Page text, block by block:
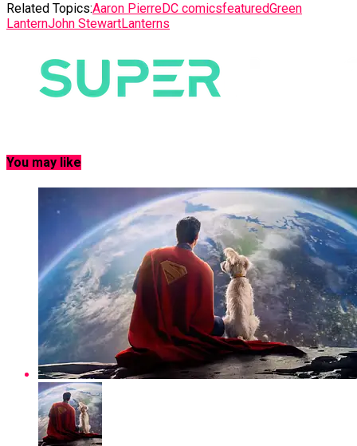
Related Topics:Aaron PierreDC comicsfeaturedGreen
LanternJohn StewartLanterns
You may like